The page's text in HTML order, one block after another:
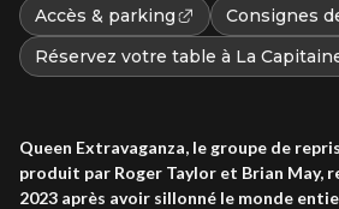
Accès & parking
Consignes
Réservez votre table à La
Queen Extravaganza, le groupe de
produit par Roger Taylor et Brian May,
2023 après avoir sillonné le monde